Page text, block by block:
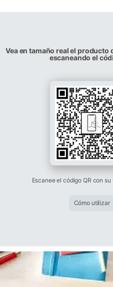
Vea en tamaño real el producto
escaneando el
Escanee el código QR con
Cómo utilizar